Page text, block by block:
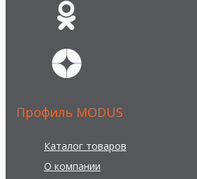
Профиль MODUS
Каталог товаров
О компании